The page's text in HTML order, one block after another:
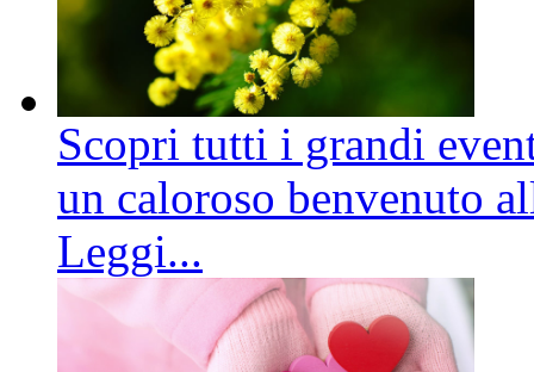
Scopri tutti i grandi
un caloroso benvenuto
Leggi...